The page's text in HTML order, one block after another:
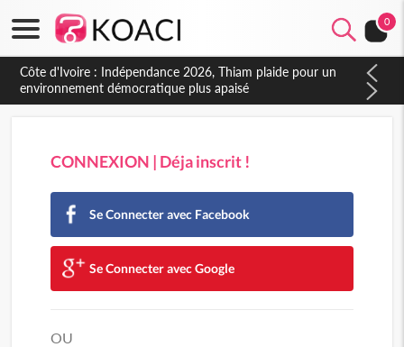
0
Côte d'Ivoire : Indépendance 2026, Thiam plaide pour un
environnement démocratique plus apaisé
CONNEXION | Déja inscrit !
Se Connecter avec Facebook
Se Connecter avec Google
OU